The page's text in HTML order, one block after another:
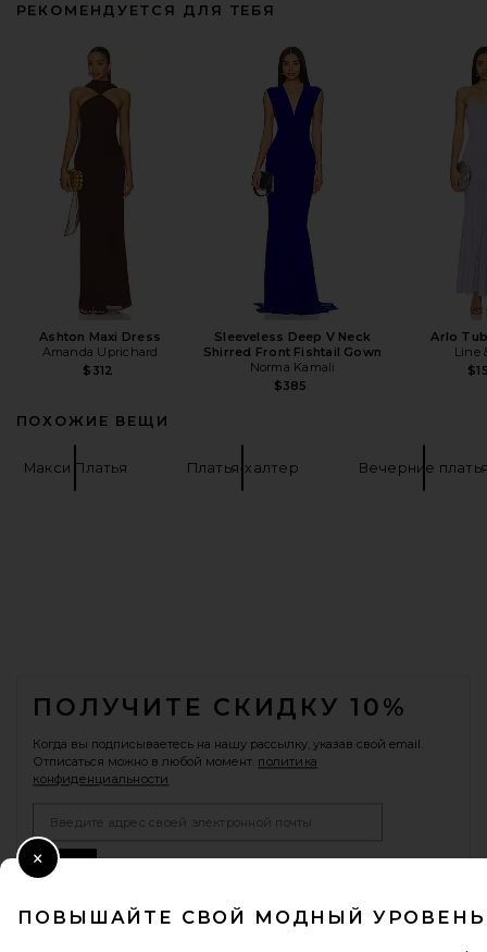
РЕКОМЕНДУЕТСЯ ДЛЯ ТЕБЯ
Ashton Maxi Dress
Amanda Uprichard
$312
Sleeveless Deep V Neck
Shirred Front Fishtail Gown
Norma Kamali
$385
Arlo
Line
ПОХОЖИЕ ВЕЩИ
Макси Платья Платья-халтер Вечерние
ПОЛУЧИТЕ СКИДКУ 10%
Когда вы подписываетесь на нашу рассылку, указав свой email.
Отписаться можно в любой момент. политика
конфиденциальности
ПОВЫШАЙТЕ СВОЙ МОДНЫЙ УРОВЕНЬ
Close Modal